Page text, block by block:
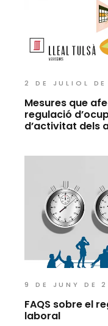
2 DE JULIOL
Mesures que
regulació
d’activitat dels
9 DE JUNY DE
FAQS sobre el
laboral